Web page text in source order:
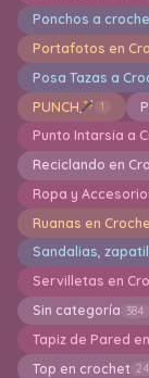
Ponchos a
Portafotos en
Posa Tazas a
PUNCH 1
Punto Intarsia a
Reciclando en
Ropa y
Ruanas en
Sandalias,
Servilletas en
Sin categoría 384
Tapiz de Pared
Top en crochet